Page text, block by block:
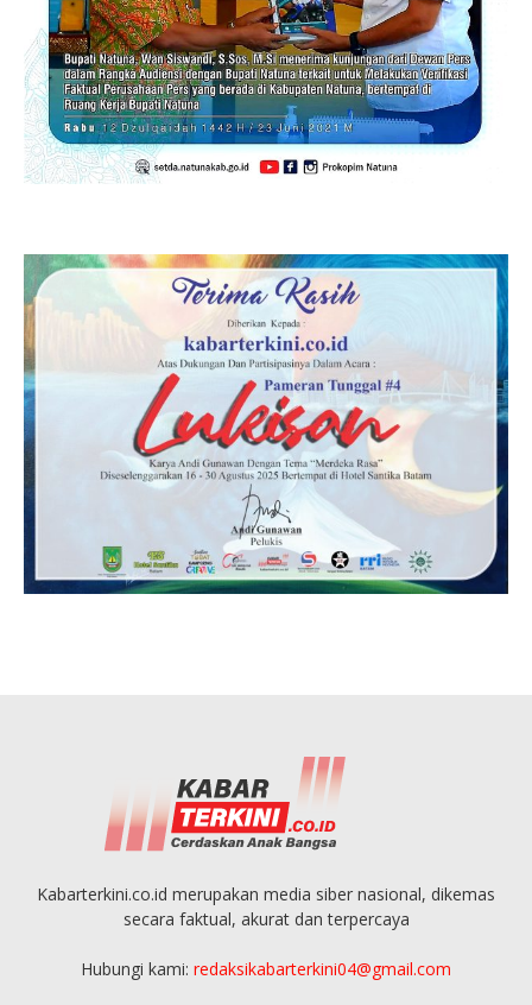
Kabarterkini.co.id merupakan media siber nasional, dikemas
secara faktual, akurat dan terpercaya
Hubungi kami: redaksikabarterkini04@gmail.com